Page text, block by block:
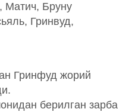
Матич, Бруну
Гринвуд,
Гринфуд жорий
берилган зарба